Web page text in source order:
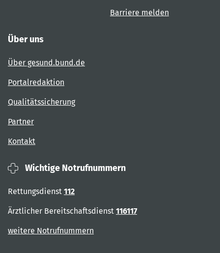
Barriere melden
Über uns
Über gesund.bund.de
Portalredaktion
Qualitätssicherung
Partner
Kontakt
Wichtige Notrufnummern
Rettungsdienst 112
Ärztlicher Bereitschaftsdienst 116117
weitere Notrufnummern